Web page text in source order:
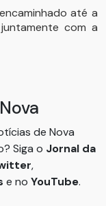
até a
com a
de Nova
Siga o Jornal da
,
e no YouTube.